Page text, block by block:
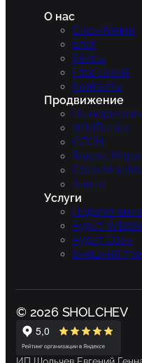
О нас
О компании
Блог
Кейсы
Глоссарий
Контакты
Продвижение
На
WildBerries
OZON
Сбер
Авито
Услуги
Аудит
Аудит Озон
Внешний
© 2026 SHOLCHEV